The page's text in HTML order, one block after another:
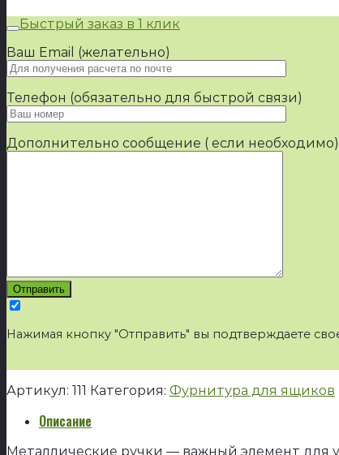
Быстрый заказ в 1 клик
Ваш Email (желательно)
Телефон (обязательно для быстрой связи)
Дополнительно сообщение ( если необходимо)
Нажимая кнопку "Отправить" вы подтверждаете
Артикул: 111 Категория: Фурнитура для ящиков
Описание
Металлические ручки — важный элемент для